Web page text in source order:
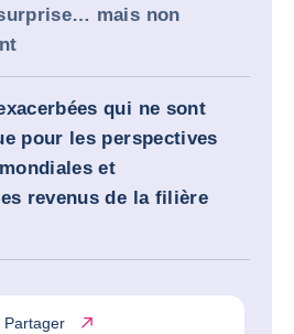
mais non
qui ne sont
pour les perspectives
et
revenus de la filière
Partager